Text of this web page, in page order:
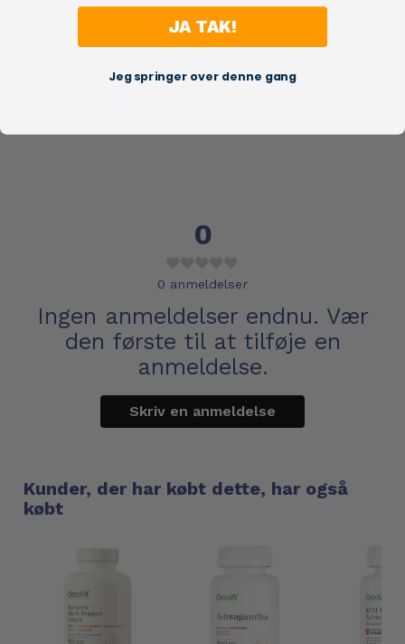
Produkt Anmeldelser
0
0 anmeldelser
Ingen anmeldelser endnu. Vær
den første til at tilføje en
anmeldelse.
Skriv en anmeldelse
Kunder, der har købt dette, har også
købt
JA TAK!
Jeg springer over denne gang